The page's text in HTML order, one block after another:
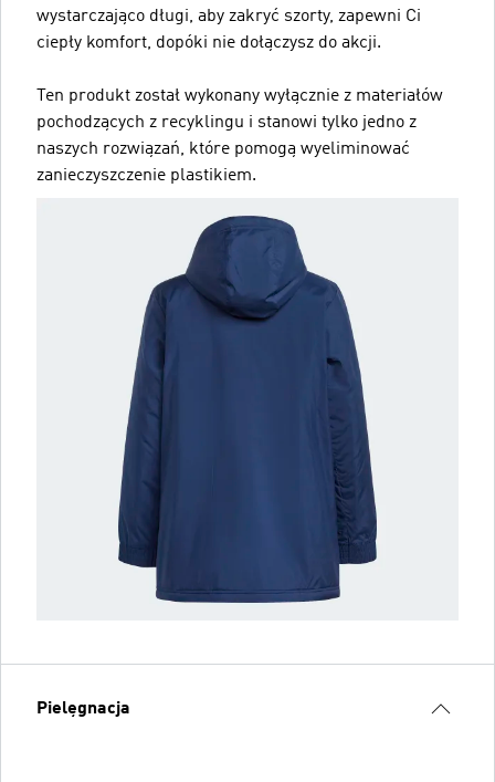
wystarczająco długi, aby zakryć szorty, zapewni Ci
ciepły komfort, dopóki nie dołączysz do akcji.
Ten produkt został wykonany wyłącznie z materiałów
pochodzących z recyklingu i stanowi tylko jedno z
naszych rozwiązań, które pomogą wyeliminować
zanieczyszczenie plastikiem.
Pielęgnacja